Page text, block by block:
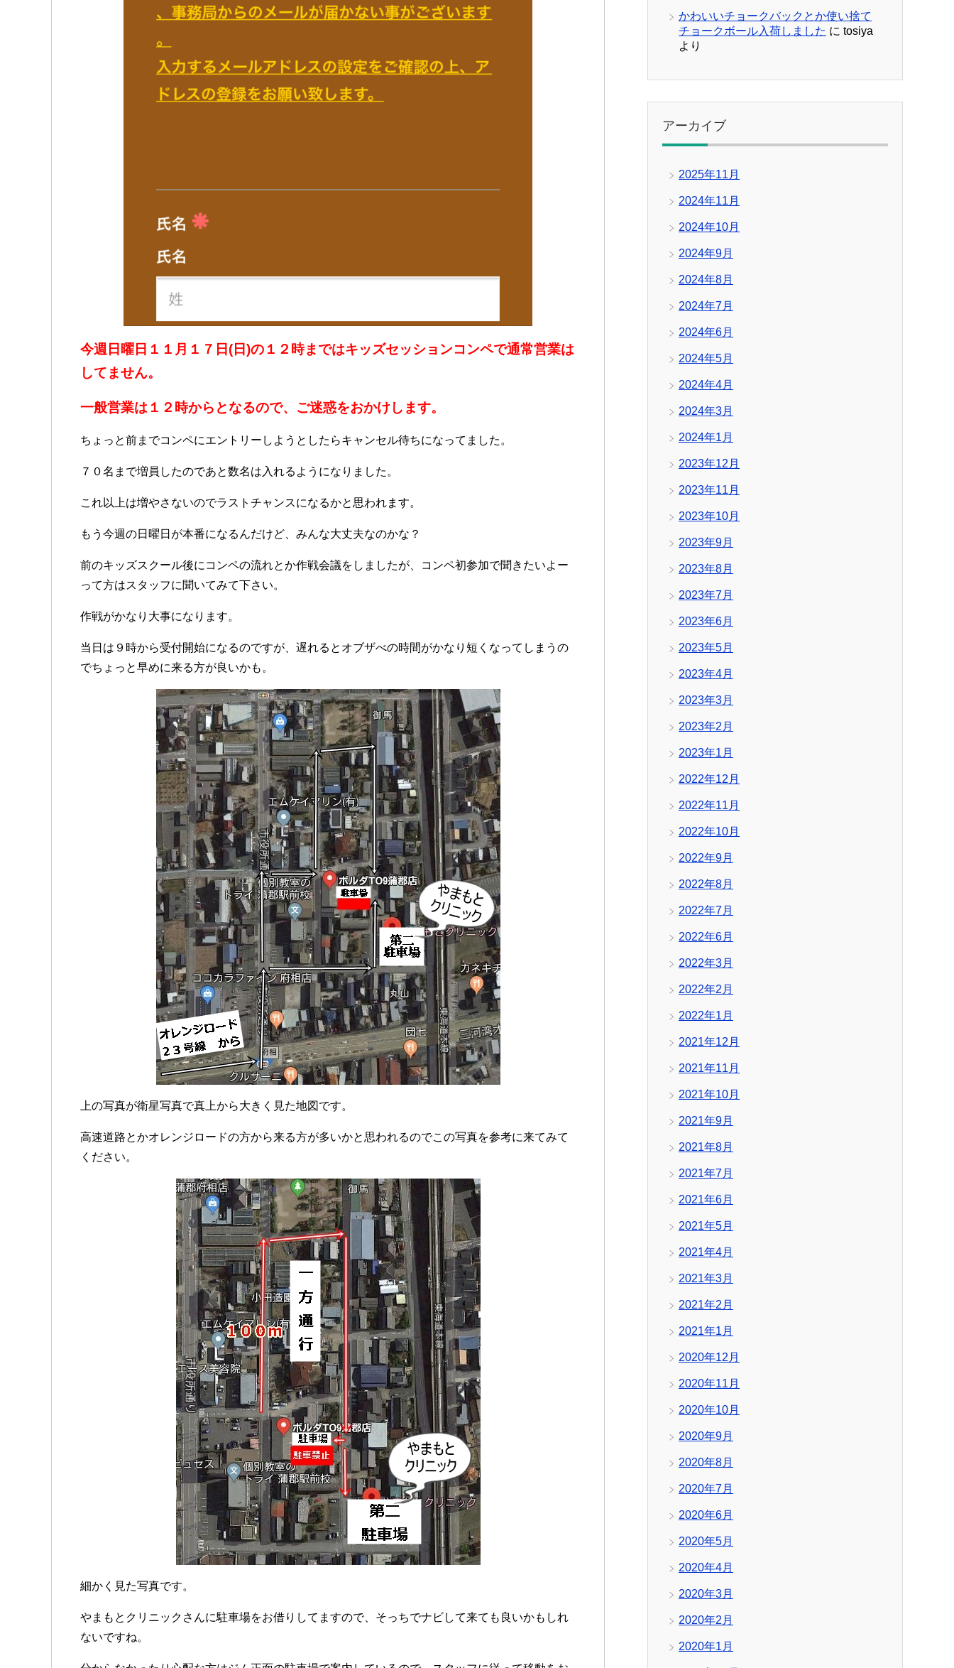
今週日曜日１１月１７日(日)の１２時まではキッズセッションコンペで通常営業は
してません。
一般営業は１２時からとなるので、ご迷惑をおかけします。
ちょっと前までコンペにエントリーしようとしたらキャンセル待ちになってました。
７０名まで増員したのであと数名は入れるようになりました。
これ以上は増やさないのでラストチャンスになるかと思われます。
もう今週の日曜日が本番になるんだけど、みんな大丈夫なのかな？
前のキッズスクール後にコンペの流れとか作戦会議をしましたが、コンペ初参加で聞きたいよー
って方はスタッフに聞いてみて下さい。
作戦がかなり大事になります。
当日は９時から受付開始になるのですが、遅れるとオブザべの時間がかなり短くなってしまうの
でちょっと早めに来る方が良いかも。
上の写真が衛星写真で真上から大きく見た地図です。
高速道路とかオレンジロードの方から来る方が多いかと思われるのでこの写真を参考に来てみて
ください。
細かく見た写真です。
やまもとクリニックさんに駐車場をお借りしてますので、そっちでナビして来ても良いかもしれ
ないですね。
かわいいチョークバックとか使い捨て
チョークボール入荷しました に tosiya
より
アーカイブ
2025年11月
2024年11月
2024年10月
2024年9月
2024年8月
2024年7月
2024年6月
2024年5月
2024年4月
2024年3月
2024年1月
2023年12月
2023年11月
2023年10月
2023年9月
2023年8月
2023年7月
2023年6月
2023年5月
2023年4月
2023年3月
2023年2月
2023年1月
2022年12月
2022年11月
2022年10月
2022年9月
2022年8月
2022年7月
2022年6月
2022年3月
2022年2月
2022年1月
2021年12月
2021年11月
2021年10月
2021年9月
2021年8月
2021年7月
2021年6月
2021年5月
2021年4月
2021年3月
2021年2月
2021年1月
2020年12月
2020年11月
2020年10月
2020年9月
2020年8月
2020年7月
2020年6月
2020年5月
2020年4月
2020年3月
2020年2月
2020年1月